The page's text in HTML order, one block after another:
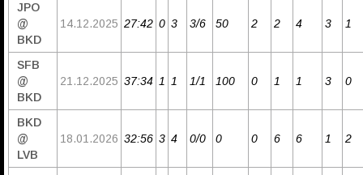
JPO
@
BKD
14.12.2025 27:42 0 3 3/6 50 2 2 4 3 1
SFB
@
BKD
21.12.2025 37:34 1 1 1/1 100 0 1 1 3 0
BKD
@
LVB
18.01.2026 32:56 3 4 0/0 0 0 6 6 1 2